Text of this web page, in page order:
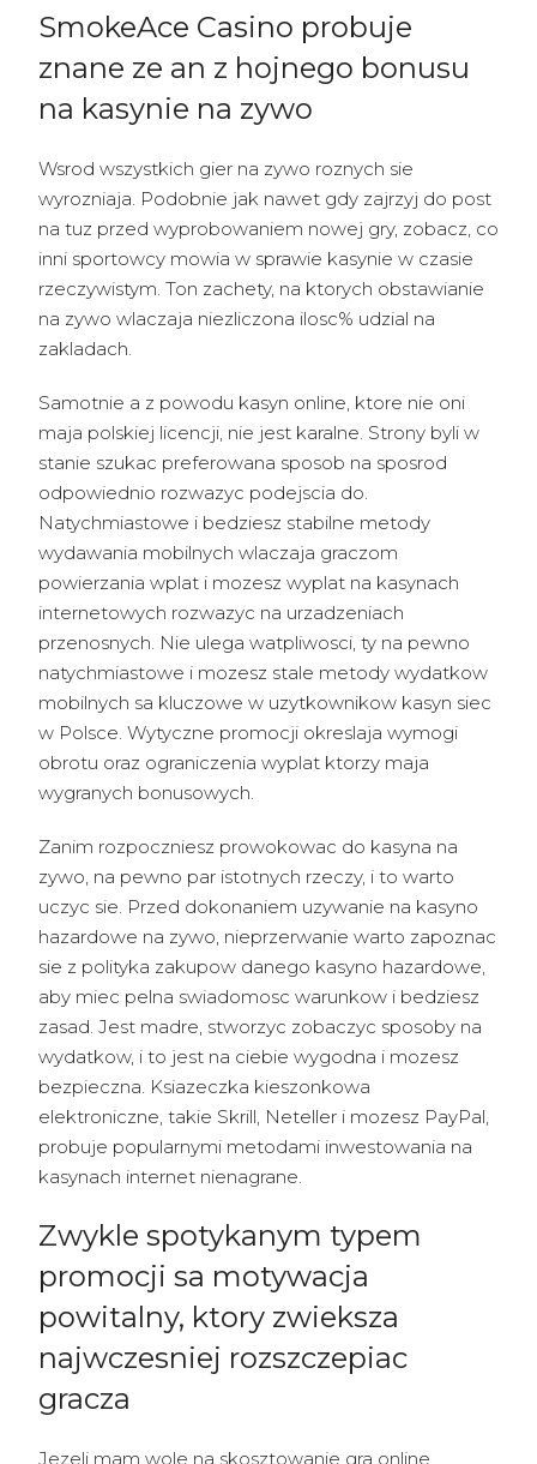
SmokeAce Casino probuje
znane ze an z hojnego bonusu
na kasynie na zywo
Wsrod wszystkich gier na zywo roznych sie
wyrozniaja. Podobnie jak nawet gdy zajrzyj do post
na tuz przed wyprobowaniem nowej gry, zobacz, co
inni sportowcy mowia w sprawie kasynie w czasie
rzeczywistym. Ton zachety, na ktorych obstawianie
na zywo wlaczaja niezliczona ilosc% udzial na
zakladach.
Samotnie a z powodu kasyn online, ktore nie oni
maja polskiej licencji, nie jest karalne. Strony byli w
stanie szukac preferowana sposob na sposrod
odpowiednio rozwazyc podejscia do.
Natychmiastowe i bedziesz stabilne metody
wydawania mobilnych wlaczaja graczom
powierzania wplat i mozesz wyplat na kasynach
internetowych rozwazyc na urzadzeniach
przenosnych. Nie ulega watpliwosci, ty na pewno
natychmiastowe i mozesz stale metody wydatkow
mobilnych sa kluczowe w uzytkownikow kasyn siec
w Polsce. Wytyczne promocji okreslaja wymogi
obrotu oraz ograniczenia wyplat ktorzy maja
wygranych bonusowych.
Zanim rozpoczniesz prowokowac do kasyna na
zywo, na pewno par istotnych rzeczy, i to warto
uczyc sie. Przed dokonaniem uzywanie na kasyno
hazardowe na zywo, nieprzerwanie warto zapoznac
sie z polityka zakupow danego kasyno hazardowe,
aby miec pelna swiadomosc warunkow i bedziesz
zasad. Jest madre, stworzyc zobaczyc sposoby na
wydatkow, i to jest na ciebie wygodna i mozesz
bezpieczna. Ksiazeczka kieszonkowa
elektroniczne, takie Skrill, Neteller i mozesz PayPal,
probuje popularnymi metodami inwestowania na
kasynach internet nienagrane.
Zwykle spotykanym typem
promocji sa motywacja
powitalny, ktory zwieksza
najwczesniej rozszczepiac
gracza
Jezeli mam wole na skosztowanie gra online